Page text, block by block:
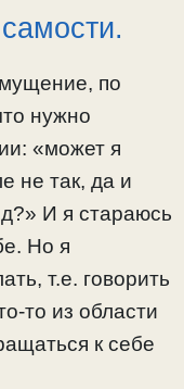
по
нужно
«может я
не так, да и
И я стараюсь
Но я
т.е. говорить
то из области
к себе